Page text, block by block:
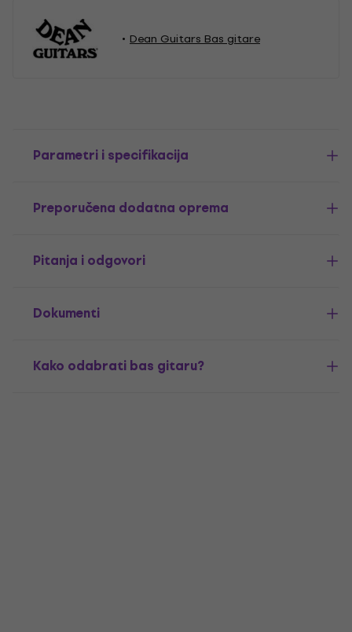
Dean Guitars Bas gitare
Parametri i specifikacija
Preporučena dodatna oprema
Pitanja i odgovori
Dokumenti
Kako odabrati bas gitaru?